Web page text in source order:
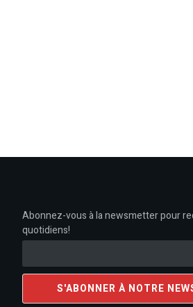
Abonnez-vous à la newsmetter pour
quotidiens!